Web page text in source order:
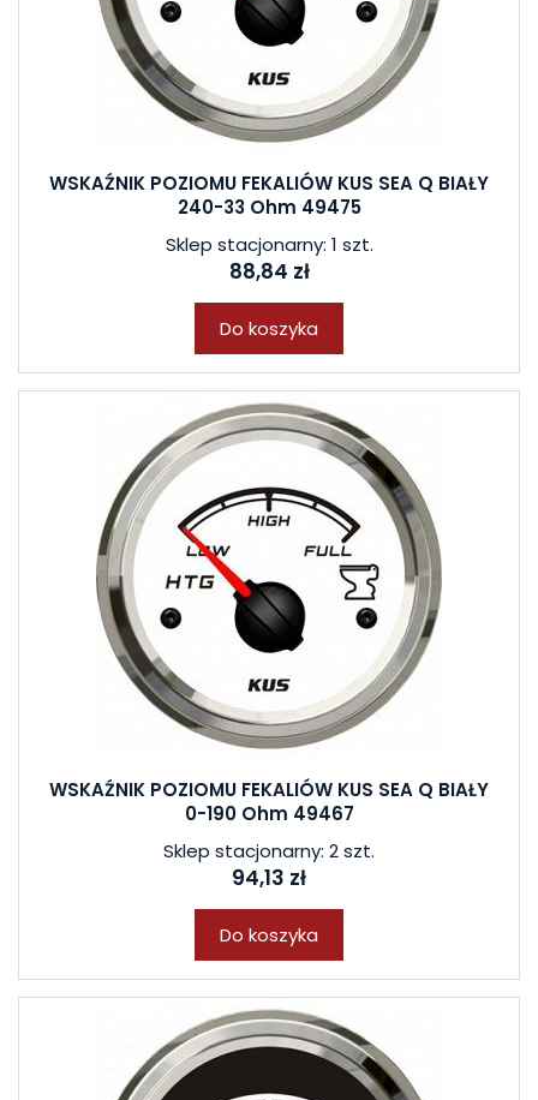
WSKAŹNIK POZIOMU FEKALIÓW KUS SEA Q BIAŁY
240-33 Ohm 49475
Sklep stacjonarny: 1 szt.
88,84 zł
Do koszyka
WSKAŹNIK POZIOMU FEKALIÓW KUS SEA Q BIAŁY
0-190 Ohm 49467
Sklep stacjonarny: 2 szt.
94,13 zł
Do koszyka